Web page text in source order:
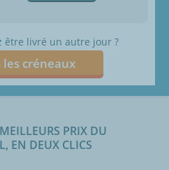
être livré un autre jour ?
créneaux
PRIX DU
EN DEUX CLICS